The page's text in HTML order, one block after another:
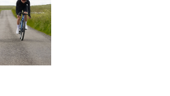
FÜR MÄNNER KAUFEN